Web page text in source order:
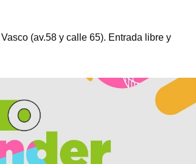
(av.58 y calle 65). Entrada libre y